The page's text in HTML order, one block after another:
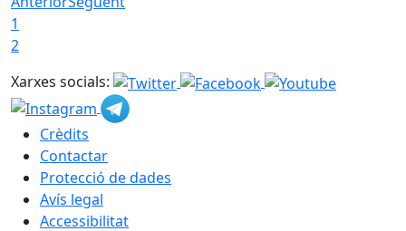
1
2
Xarxes socials:
Crèdits
Contactar
Protecció de dades
Avís legal
Accessibilitat